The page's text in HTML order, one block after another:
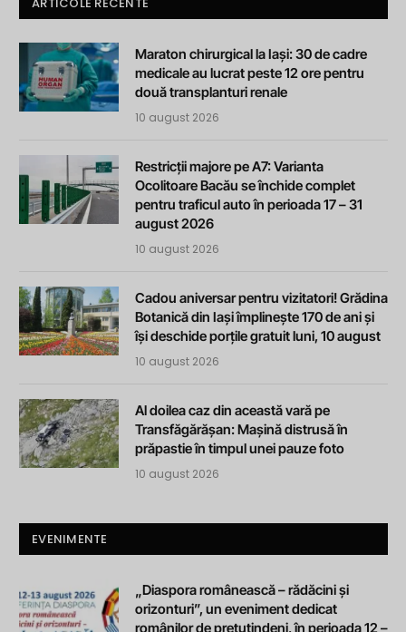
Maraton chirurgical la Iași: 30 de cadre
medicale au lucrat peste 12 ore pentru
două transplanturi renale
10 august 2026
Restricții majore pe A7: Varianta
Ocolitoare Bacău se închide complet
pentru traficul auto în perioada 17 – 31
august 2026
10 august 2026
Cadou aniversar pentru vizitatori! Grădina
Botanică din Iași împlinește 170 de ani și
își deschide porțile gratuit luni, 10 august
10 august 2026
Al doilea caz din această vară pe
Transfăgărășan: Mașină distrusă în
prăpastie în timpul unei pauze foto
10 august 2026
EVENIMENTE
„Diaspora românească – rădăcini și
orizonturi”, un eveniment dedicat
românilor de pretutindeni, în perioada 12 –